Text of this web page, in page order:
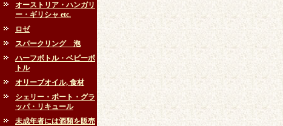
オーストリア・ハンガリ
ー・ギリシャ etc.
ロゼ
スパークリング 泡
ハーフボトル・ベビーボ
トル
オリーブオイル, 食材
シェリー・ポート・グラ
ッパ・リキュール
未成年者には酒類を販売